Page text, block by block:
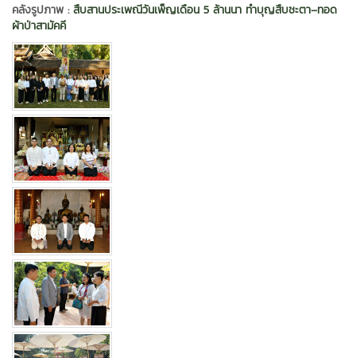
คลังรูปภาพ :สืบสานประเพณีวันเพ็ญเดือน 5 ล้านนา ทำบุญสืบชะตา–ทอด
ผ้าป่าสามัคคี